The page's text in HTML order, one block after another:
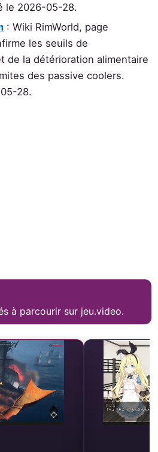
le 2026-05-28.
: Wiki RimWorld, page
les seuils de
de la détérioration alimentaire
des passive coolers.
28.
à parcourir sur jeu.video.